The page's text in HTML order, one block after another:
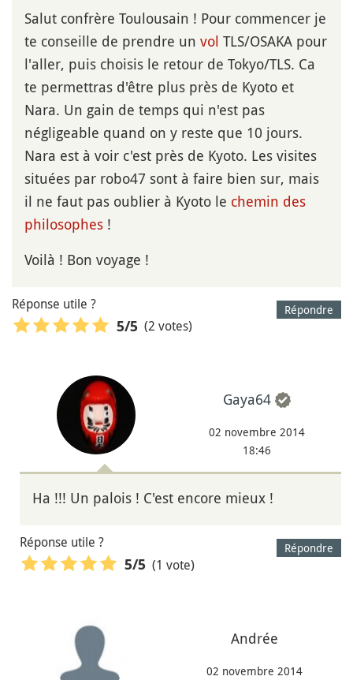
Salut confrère Toulousain ! Pour commencer je
te conseille de prendre un vol TLS/OSAKA pour
l'aller, puis choisis le retour de Tokyo/TLS. Ca
te permettras d'être plus près de Kyoto et
Nara. Un gain de temps qui n'est pas
négligeable quand on y reste que 10 jours.
Nara est à voir c'est près de Kyoto. Les visites
situées par robo47 sont à faire bien sur, mais
il ne faut pas oublier à Kyoto le chemin des
philosophes !
Voilà ! Bon voyage !
Répondre
Réponse utile ?
5/5 (2 votes)
Gaya64
02 novembre 2014
18:46
Ha !!! Un palois ! C'est encore mieux !
Répondre
Réponse utile ?
5/5 (1 vote)
Andrée
02 novembre 2014